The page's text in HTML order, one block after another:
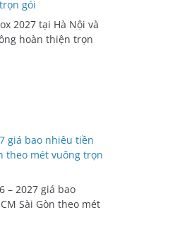
gói
2027 tại Hà Nội và
hoàn thiện trọn
giá bao nhiêu tiền
theo mét vuông trọn
– 2027 giá bao
Sài Gòn theo mét